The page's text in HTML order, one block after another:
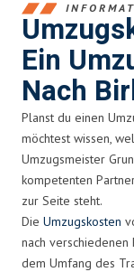
Ein
Nach
Planst du einen
möchtest wissen,
Umzugsmeister
kompetenten
zur Seite steht.
Die Umzugskosten
nach
dem Umfang des